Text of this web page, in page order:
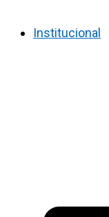
Institucional